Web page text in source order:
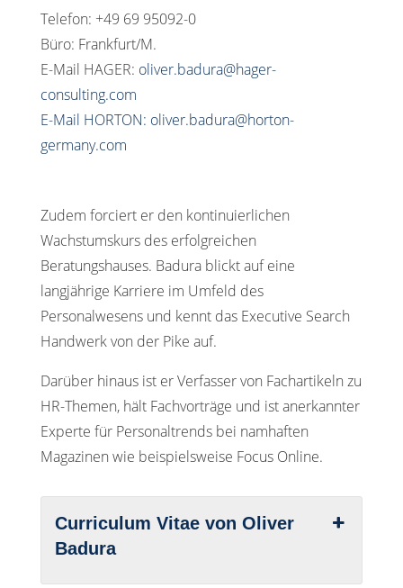
Telefon: +49 69 95092-0
Büro: Frankfurt/M.
E-Mail HAGER: oliver.badura@hager-
consulting.com
E-Mail HORTON: oliver.badura@horton-
germany.com
Zudem forciert er den kontinuierlichen
Wachstumskurs des erfolgreichen
Beratungshauses. Badura blickt auf eine
langjährige Karriere im Umfeld des
Personalwesens und kennt das Executive Search
Handwerk von der Pike auf.
Darüber hinaus ist er Verfasser von Fachartikeln zu
HR-Themen, hält Fachvorträge und ist anerkannter
Experte für Personaltrends bei namhaften
Magazinen wie beispielsweise Focus Online.
Curriculum Vitae von Oliver
Badura